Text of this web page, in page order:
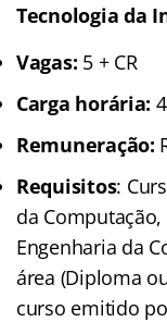
Tecnologia da
Vagas: 5 + CR
Carga horária:
Remuneração:
Requisitos:
da
Engenharia da
área (Diploma
curso emitido